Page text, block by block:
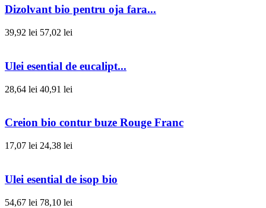
Dizolvant bio pentru oja fara...
39,92 lei 57,02 lei
Ulei esential de eucalipt...
28,64 lei 40,91 lei
Creion bio contur buze Rouge Franc
17,07 lei 24,38 lei
Ulei esential de isop bio
54,67 lei 78,10 lei